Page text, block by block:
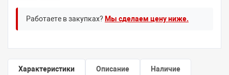
Работаете в закупках? Мы сделаем цену ниже.
Характеристики Описание Наличие